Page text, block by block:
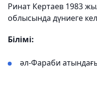
Ринат Кертаев 1983
облысында дүниеге
Білімі:
әл-Фараби